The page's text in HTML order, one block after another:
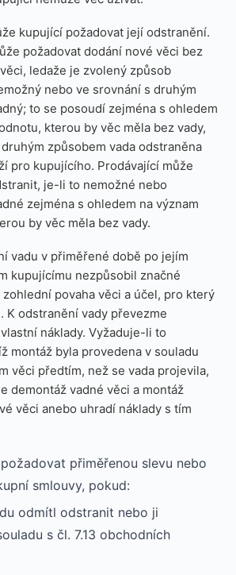
kupující požadovat její odstranění.
požadovat dodání nové věci bez
ledaže je zvolený způsob
nebo ve srovnání s druhým
to se posoudí zejména s ohledem
kterou by věc měla bez vady,
způsobem vada odstraněna
pro kupujícího. Prodávající může
je-li to nemožné nebo
zejména s ohledem na význam
by věc měla bez vady.
vadu v přiměřené době po jejím
kupujícímu nezpůsobil značné
povaha věci a účel, pro který
K odstranění vady převezme
náklady. Vyžaduje-li to
montáž byla provedena v souladu
věci předtím, než se vada projevila,
demontáž vadné věci a montáž
věci anebo uhradí náklady s tím
přiměřenou slevu nebo
smlouvy, pokud:
odmítl odstranit nebo ji
s čl. 7.13 obchodních